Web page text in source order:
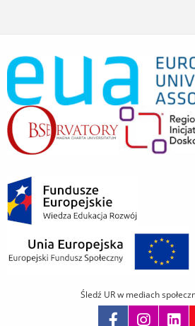
Śledź UR w mediach